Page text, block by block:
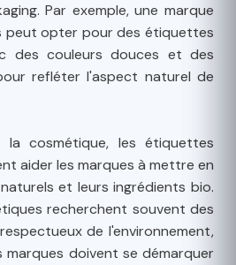
Par exemple, une marque
peut opter pour des étiquettes
des couleurs douces et des
refléter l'aspect naturel de
cosmétique, les étiquettes
aider les marques à mettre en
et leurs ingrédients bio.
recherchent souvent des
de l'environnement,
marques doivent se démarquer